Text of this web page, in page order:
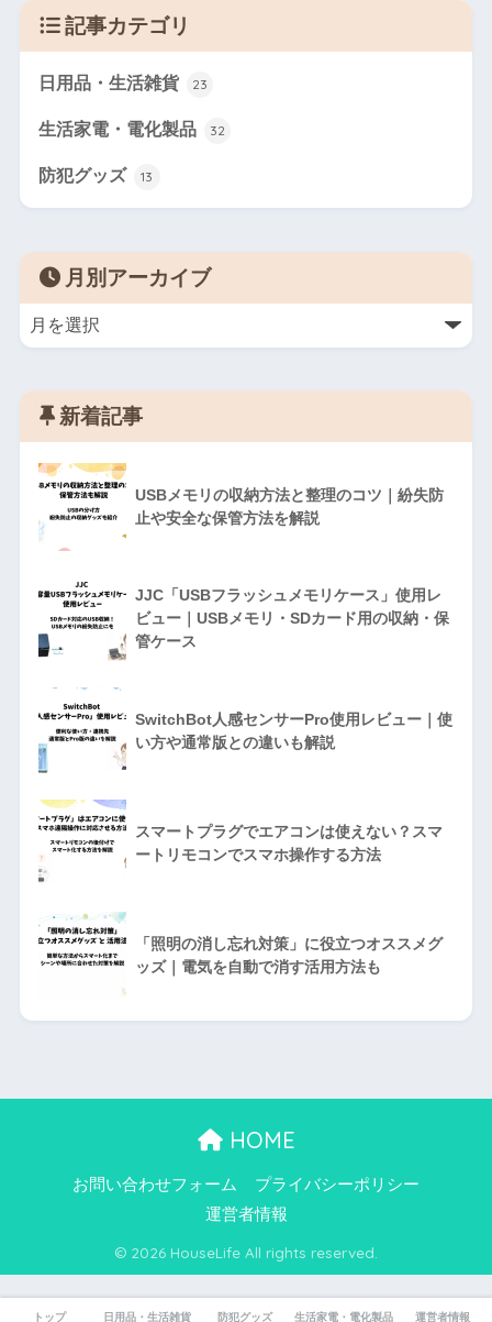
記事カテゴリ
日用品・生活雑貨 23
生活家電・電化製品 32
防犯グッズ 13
月別アーカイブ
新着記事
USBメモリの収納方法と整理のコツ｜紛失防
止や安全な保管方法を解説
JJC「USBフラッシュメモリケース」使用レ
ビュー｜USBメモリ・SDカード用の収納・保
管ケース
SwitchBot人感センサーPro使用レビュー｜使
い方や通常版との違いも解説
スマートプラグでエアコンは使えない？スマ
ートリモコンでスマホ操作する方法
「照明の消し忘れ対策」に役立つオススメグ
ッズ｜電気を自動で消す活用方法も
HOME
お問い合わせフォーム
プライバシーポリシー
運営者情報
© 2026 HouseLife All rights reserved.
トップ 日用品・生活雑貨 防犯グッズ 生活家電・電化製品 運営者情報